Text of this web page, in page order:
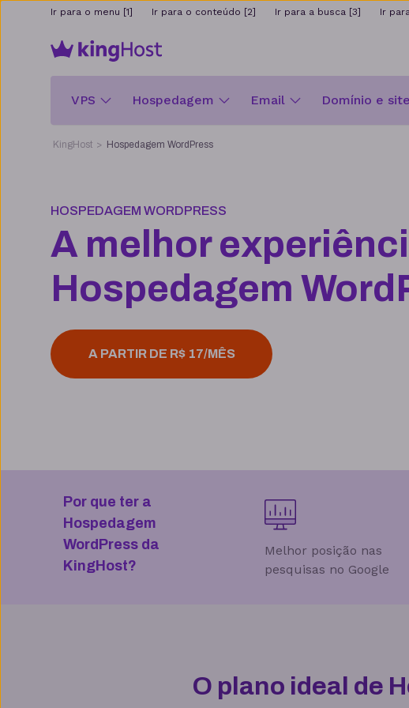
Ir para o menu [1] Ir para o conteúdo [2] Ir para a busca [3] Ir
VPS Hospedagem Email Domínio e
KingHost Hospedagem WordPress
HOSPEDAGEM WORDPRESS
A melhor
Hospedagem
A PARTIR DE R$ 17/MÊS
Por que ter a
Hospedagem
WordPress da
KingHost?
Melhor posição nas
pesquisas no Google
O plano ideal de